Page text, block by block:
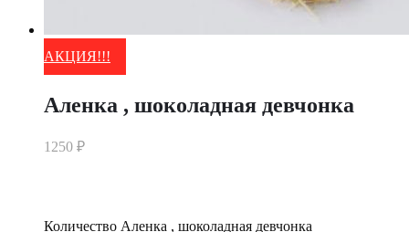
АКЦИЯ!!!
Аленка , шоколадная девчонка
1250 ₽
Количество Аленка , шоколадная девчонка